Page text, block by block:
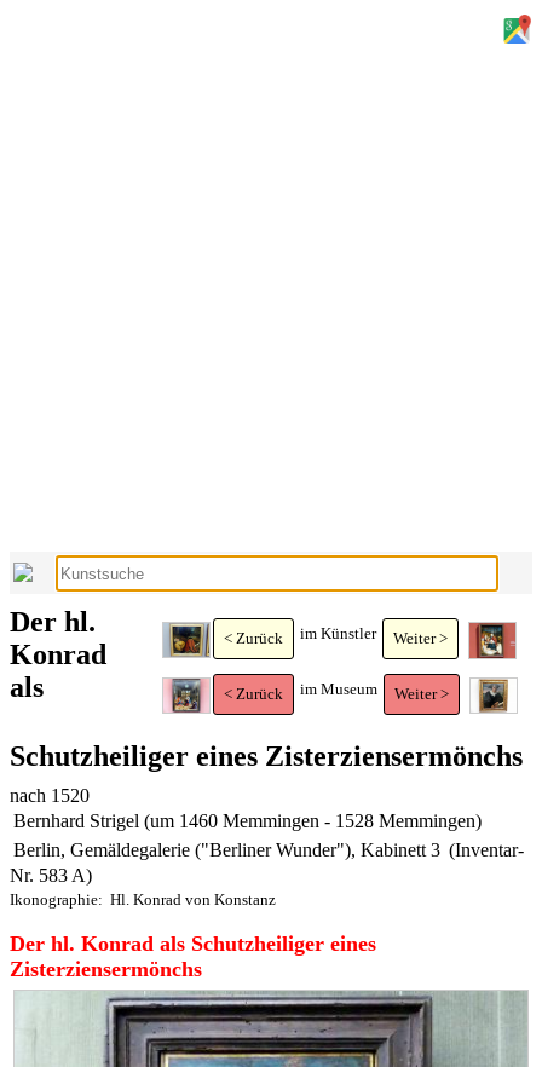
< Zurück im Künstler Weiter >
< Zurück im Museum Weiter >
Der hl.
Konrad
als
Schutzheiliger eines Zisterziensermönchs
nach 1520
Bernhard Strigel (um 1460 Memmingen - 1528 Memmingen)
Berlin, Gemäldegalerie ("Berliner Wunder"), Kabinett 3 (Inventar-
Nr. 583 A)
Ikonographie: Hl. Konrad von Konstanz
Der hl. Konrad als Schutzheiliger eines
Zisterziensermönchs